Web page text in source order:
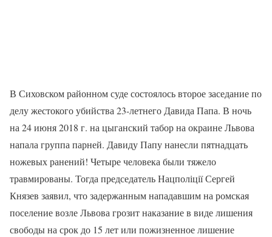
В Сиховском районном суде состоялось второе заседание по
делу жестокого убийства 23-летнего Давида Папа. В ночь
на 24 июня 2018 г. на цыганский табор на окраине Львова
напала группа парней. Давиду Папу нанесли пятнадцать
ножевых ранений! Четыре человека были тяжело
травмированы. Тогда председатель Нацполіції Сергей
Князев заявил, что задержанным нападавшим на ромская
поселение возле Львова грозит наказание в виде лишения
свободы на срок до 15 лет или пожизненное лишение